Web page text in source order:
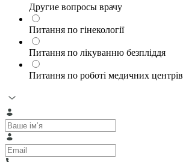
Другие вопросы врачу
Питання по гінекології
Питання по лікуванню безпліддя
Питання по роботі медичних центрів